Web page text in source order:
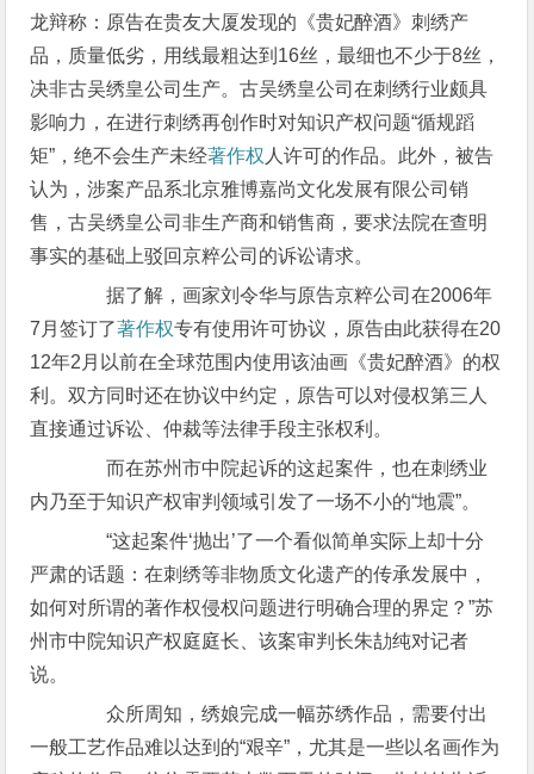
龙辩称：原告在贵友大厦发现的《贵妃醉酒》刺绣产
品，质量低劣，用线最粗达到16丝，最细也不少于8丝，
决非古吴绣皇公司生产。古吴绣皇公司在刺绣行业颇具
影响力，在进行刺绣再创作时对知识产权问题“循规蹈
矩”，绝不会生产未经著作权 人许可的作品。此外，被告
认为，涉案产品系北京雅博嘉尚文化发展有限公司销
售，古吴绣皇公司非生产商和销售商，要求法院在查明
事实的基础上驳回京粹公司的诉讼请求。
据了解，画家刘令华与原告京粹公司在2006年
7月签订了著作权专有使用许可协议，原告由此获得在20
12年2月以前在全球范围内使用该油画《贵妃醉酒》的权
利。双方同时还在协议中约定，原告可以对侵权第三人
直接通过诉讼、仲裁等法律手段主张权利。
而在苏州市中院起诉的这起案件，也在刺绣业
内乃至于知识产权审判领域引发了一场不小的“地震”。
“这起案件‘抛出’了一个看似简单实际上却十分
严肃的话题：在刺绣等非物质文化遗产的传承发展中，
如何对所谓的著作权侵权问题进行明确合理的界定？”苏
州市中院知识产权庭庭长、该案审判长朱劼纯对记者
说。
众所周知，绣娘完成一幅苏绣作品，需要付出
一般工艺作品难以达到的“艰辛”，尤其是一些以名画作为